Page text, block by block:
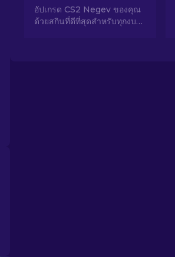
อัปเกรด CS2 Negev ของคุณ
ด้วยสกินที่ดีที่สุดสำหรับทุกงบ